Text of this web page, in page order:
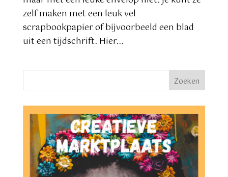
zelf maken met een leuk vel
scrapbookpapier of bijvoorbeeld een blad
uit een tijdschrift. Hier...
Zoeken